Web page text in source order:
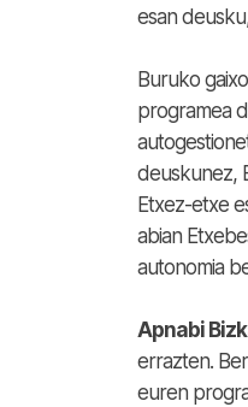
esan
Buruko
programea
deuskunez,
Etxez-etxe
abian
autonomia
Apnabi
errazten.
euren